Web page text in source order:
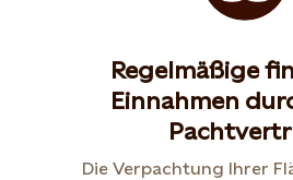
Regelmäßige
Einnahmen
Die Verpachtung Ihrer